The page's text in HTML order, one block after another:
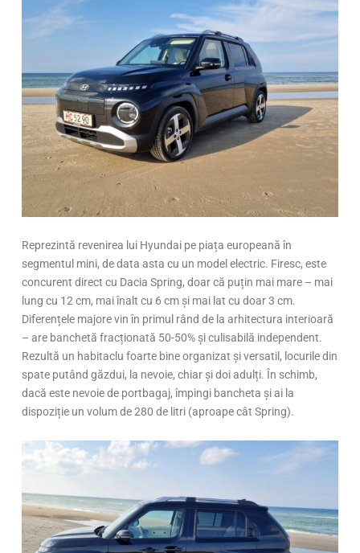
Reprezintă revenirea lui Hyundai pe piața europeană în
segmentul mini, de data asta cu un model electric. Firesc, este
concurent direct cu Dacia Spring, doar că puțin mai mare – mai
lung cu 12 cm, mai înalt cu 6 cm și mai lat cu doar 3 cm.
Diferențele majore vin în primul rând de la arhitectura interioară
– are banchetă fracționată 50-50% și culisabilă independent.
Rezultă un habitaclu foarte bine organizat și versatil, locurile din
spate putând găzdui, la nevoie, chiar și doi adulți. În schimb,
dacă este nevoie de portbagaj, împingi bancheta și ai la
dispoziție un volum de 280 de litri (aproape cât Spring).